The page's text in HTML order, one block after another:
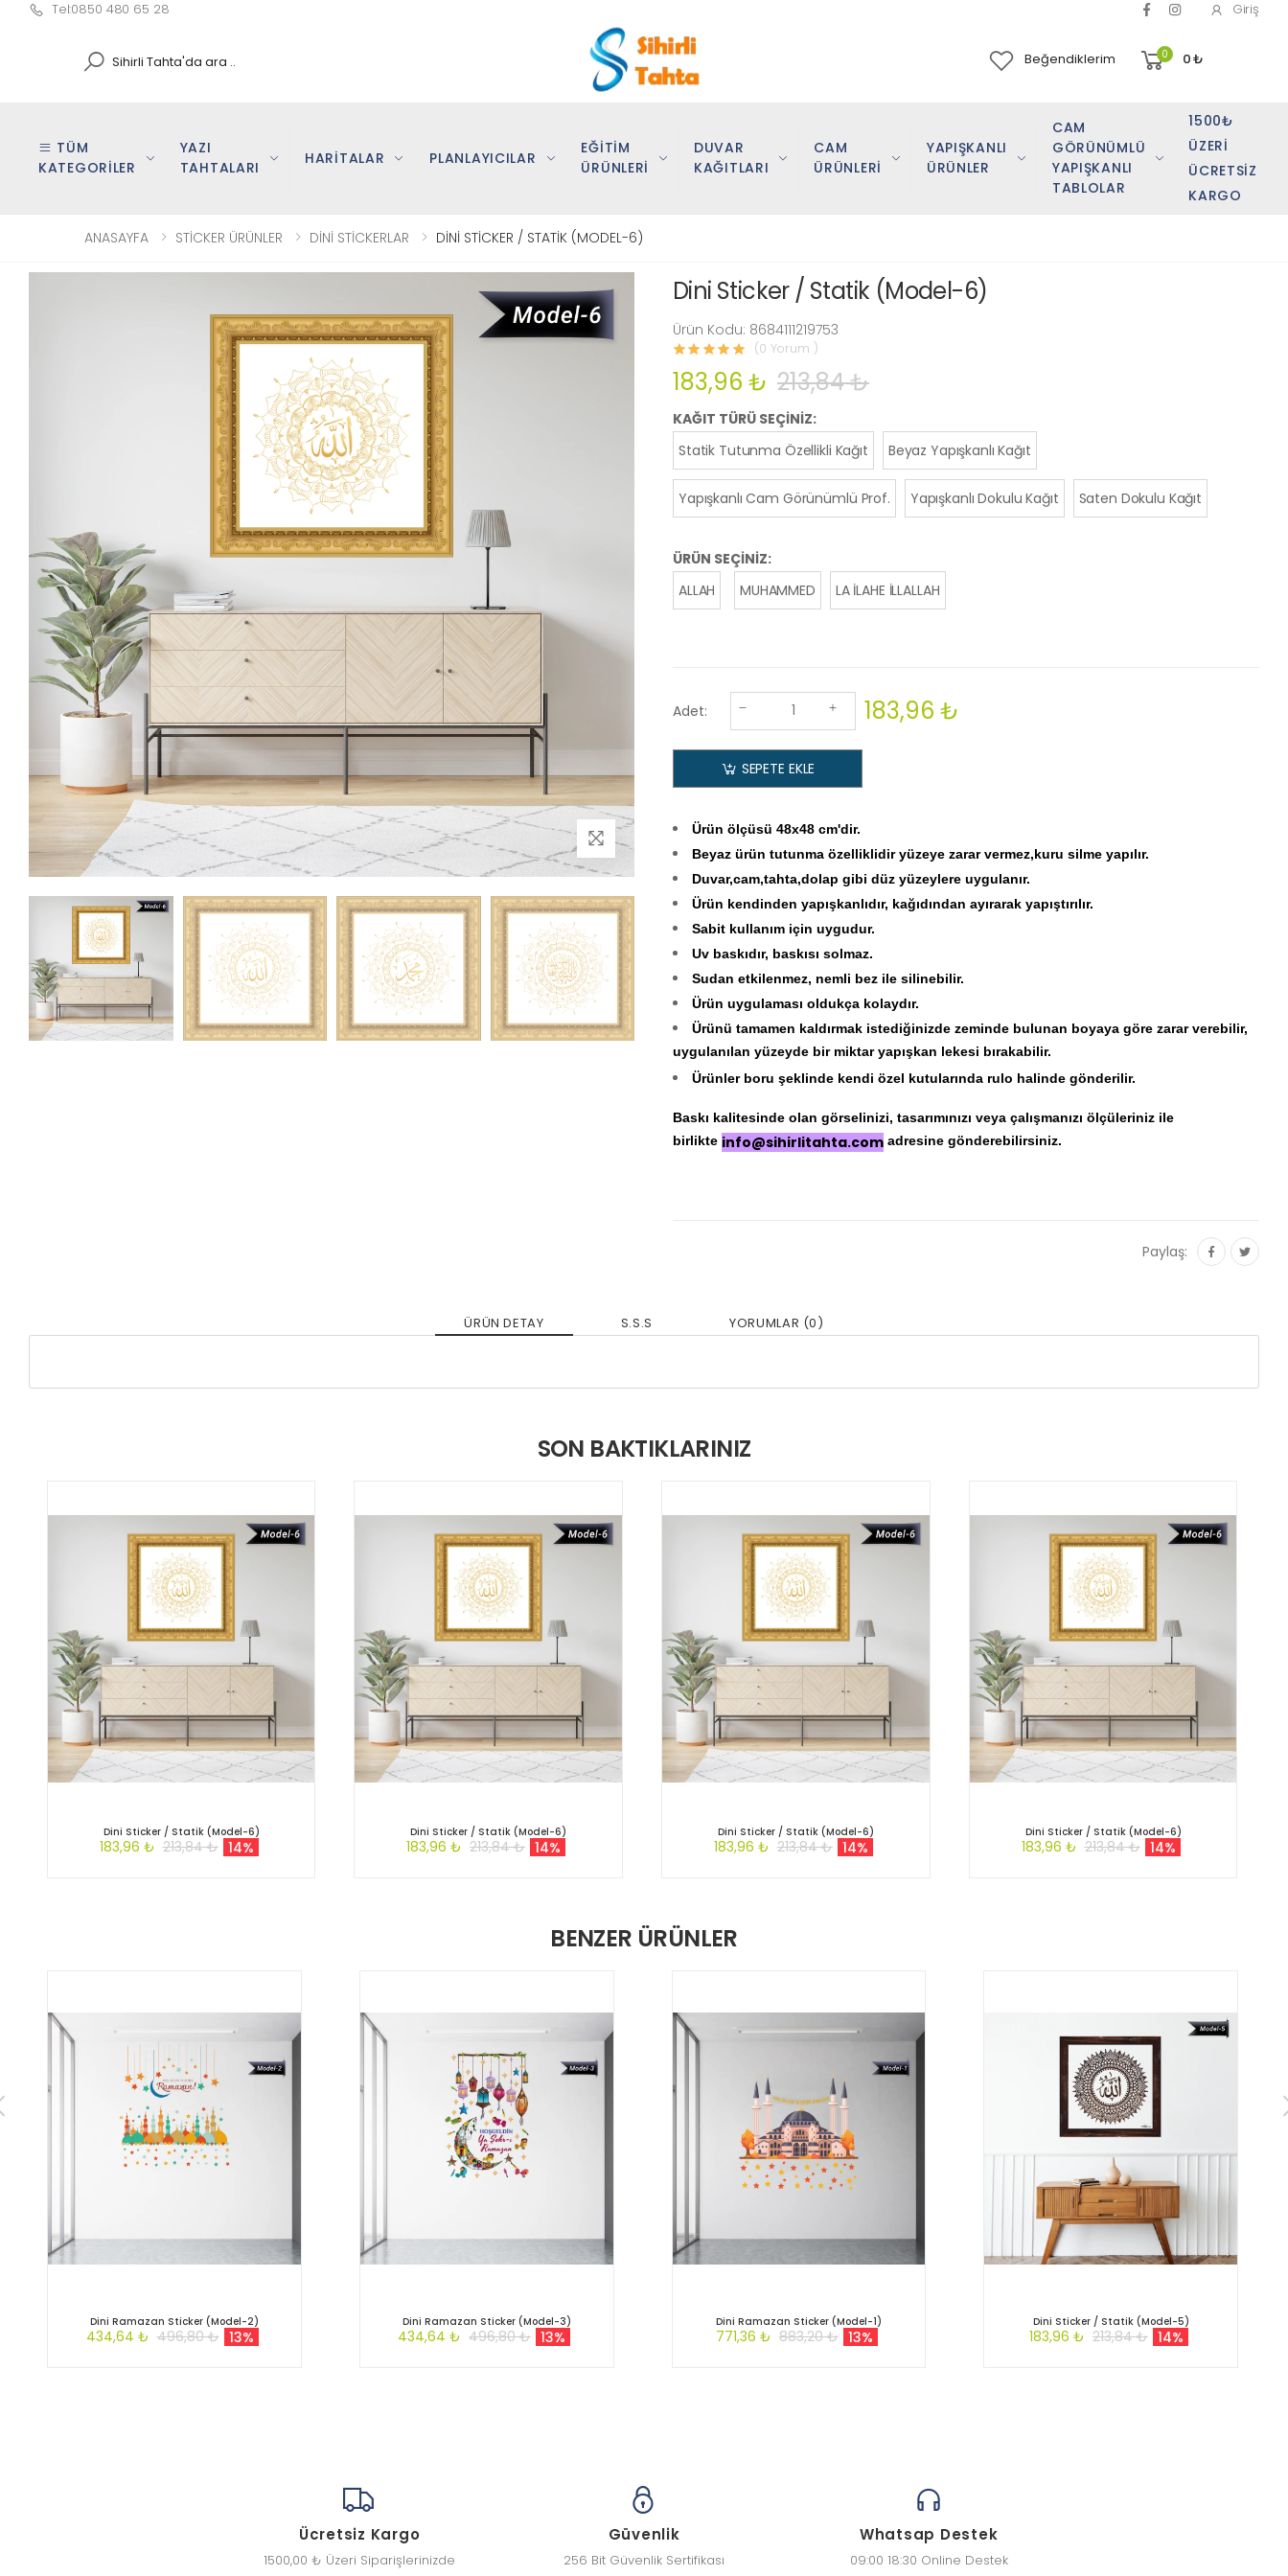
Tel:0850 480 65 28 Giriş
Beğendiklerim 0 0₺
TÜM
KATEGORİLER
YAZI
TAHTALARI
HARİTALAR PLANLAYICILAR
EĞİTİM
ÜRÜNLERİ
DUVAR
KAĞITLARI
CAM
ÜRÜNLERİ
YAPIŞKANLI
ÜRÜNLER
CAM
GÖRÜNÜMLÜ
YAPIŞKANLI
TABLOLAR
1500₺
ÜZERI
ÜCRETSIZ
KARGO
ANASAYFA STİCKER ÜRÜNLER DİNİ STİCKERLAR DİNİ STİCKER / STATİK (MODEL-6)
Dini Sticker / Statik (Model-6)
Ürün Kodu: 8684111219753
(0 Yorum )
183,96 ₺ 213,84 ₺
KAĞIT TÜRÜ SEÇİNİZ:
Statik Tutunma Özellikli Kağıt
Beyaz Yapışkanlı Kağıt
Yapışkanlı Cam Görünümlü Prof. Yapışkanlı Dokulu Kağıt Saten Dokulu Kağıt
ÜRÜN SEÇİNİZ:
ALLAH
MUHAMMED LA İLAHE İLLALLAH
Adet: 183,96 ₺
SEPETE EKLE
Ürün ölçüsü 48x48 cm'dir.
Beyaz ürün tutunma özelliklidir yüzeye zarar vermez,kuru silme yapılır.
Duvar,cam,tahta,dolap gibi düz yüzeylere uygulanır.
Ürün kendinden yapışkanlıdır, kağıdından ayırarak yapıştırılır.
Sabit kullanım için uygudur.
Uv baskıdır, baskısı solmaz.
Sudan etkilenmez, nemli bez ile silinebilir.
Ürün uygulaması oldukça kolaydır.
Ürünü tamamen kaldırmak istediğinizde zeminde bulunan boyaya göre zarar verebilir,
uygulanılan yüzeyde bir miktar yapışkan lekesi bırakabilir.
Ürünler boru şeklinde kendi özel kutularında rulo halinde gönderilir.
Baskı kalitesinde olan görselinizi, tasarımınızı veya çalışmanızı ölçüleriniz ile
birlikte info@sihirlitahta.com adresine gönderebilirsiniz.
Paylaş:
ÜRÜN DETAY S.S.S YORUMLAR (0)
SON BAKTIKLARINIZ
Dini Sticker / Statik (Model-6)
183,96 ₺ 213,84 ₺ 14%
Dini Sticker / Statik (Model-6)
183,96 ₺ 213,84 ₺ 14%
Dini Sticker / Statik (Model-6)
183,96 ₺ 213,84 ₺ 14%
Dini Sticker / Statik (Model-6)
183,96 ₺ 213,84 ₺ 14%
BENZER ÜRÜNLER
Dini Ramazan Sticker (Model-2)
434,64 ₺ 496,80 ₺ 13%
Dini Ramazan Sticker (Model-3)
434,64 ₺ 496,80 ₺ 13%
Dini Ramazan Sticker (Model-1)
771,36 ₺ 883,20 ₺ 13%
Dini Sticker / Statik (Model-5)
183,96 ₺ 213,84 ₺ 14%
Ücretsiz Kargo
1500,00 ₺ Üzeri Siparişlerinizde
Güvenlik
256 Bit Güvenlik Sertifikası
Whatsap Destek
09:00 18:30 Online Destek